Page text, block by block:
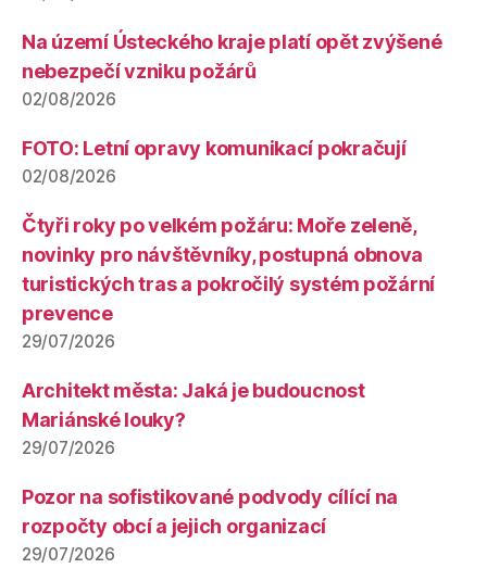
Na území Ústeckého kraje platí opět zvýšené
nebezpečí vzniku požárů
02/08/2026
FOTO: Letní opravy komunikací pokračují
02/08/2026
Čtyři roky po velkém požáru: Moře zeleně,
novinky pro návštěvníky, postupná obnova
turistických tras a pokročilý systém požární
prevence
29/07/2026
Architekt města: Jaká je budoucnost
Mariánské louky?
29/07/2026
Pozor na sofistikované podvody cílící na
rozpočty obcí a jejich organizací
29/07/2026